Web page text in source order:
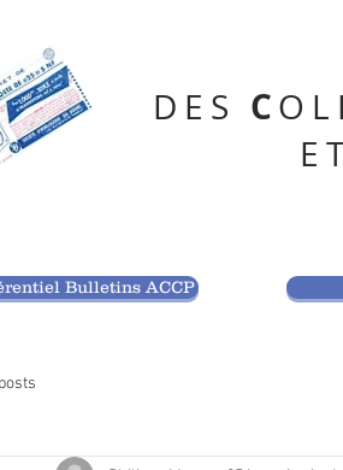
DES C
Bulletins ACCP